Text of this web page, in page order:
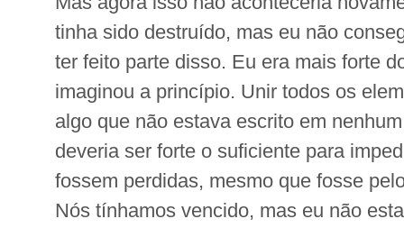
tinha sido destruído, mas eu não
ter feito parte disso. Eu era mais forte
imaginou a princípio. Unir todos os
algo que não estava escrito em
deveria ser forte o suficiente para
fossem perdidas, mesmo que fosse
Nós tínhamos vencido, mas eu não